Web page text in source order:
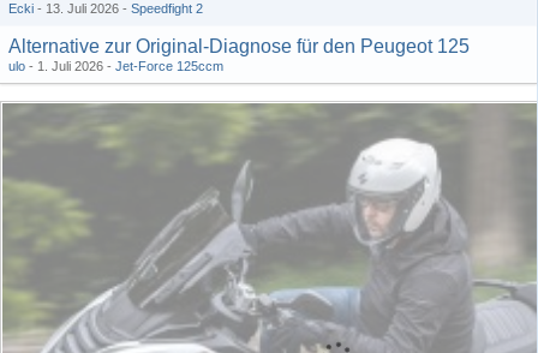
Ecki 13. Juli 2026 Speedfight 2
Alternative zur Original-Diagnose für den Peugeot 125
ulo 1. Juli 2026 Jet-Force 125ccm